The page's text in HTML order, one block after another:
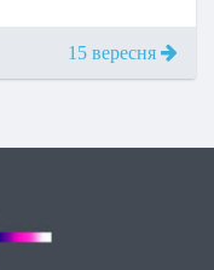
15 вересня